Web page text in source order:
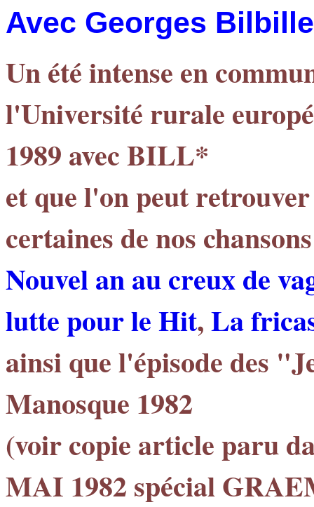
Avec Georges
Un été intense en
l'Université rurale
1989 avec BILL*
et que l'on peut
certaines de nos
Nouvel an au creux de
lutte pour le Hit,La
ainsi que l'épisode des
Manosque 1982
(voir copie article paru
MAI 1982 spécial